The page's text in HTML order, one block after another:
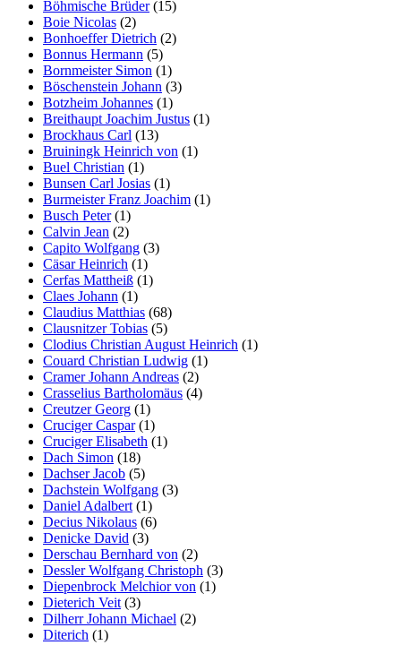
Böhmische Brüder(15)
Boie Nicolas (2)
Bonhoeffer Dietrich (2)
Bonnus Hermann (5)
Bornmeister Simon (1)
Böschenstein Johann (3)
Botzheim Johannes (1)
Breithaupt Joachim Justus (1)
Brockhaus Carl (13)
Bruiningk Heinrich von (1)
Buel Christian (1)
Bunsen Carl Josias (1)
Burmeister Franz Joachim (1)
Busch Peter(1)
Calvin Jean (2)
Capito Wolfgang (3)
Cäsar Heinrich (1)
Cerfas Mattheiß (1)
Claes Johann (1)
Claudius Matthias (68)
Clausnitzer Tobias (5)
Clodius Christian August Heinrich (1)
Couard Christian Ludwig (1)
Cramer Johann Andreas (2)
Crasselius Bartholomäus (4)
Creutzer Georg (1)
Cruciger Caspar(1)
Cruciger Elisabeth (1)
Dach Simon (18)
Dachser Jacob (5)
Dachstein Wolfgang (3)
Daniel Adalbert (1)
Decius Nikolaus (6)
Denicke David (3)
Derschau Bernhard von (2)
Dessler Wolfgang Christoph (3)
Diepenbrock Melchior von (1)
Dieterich Veit (3)
Dilherr Johann Michael (2)
Diterich (1)